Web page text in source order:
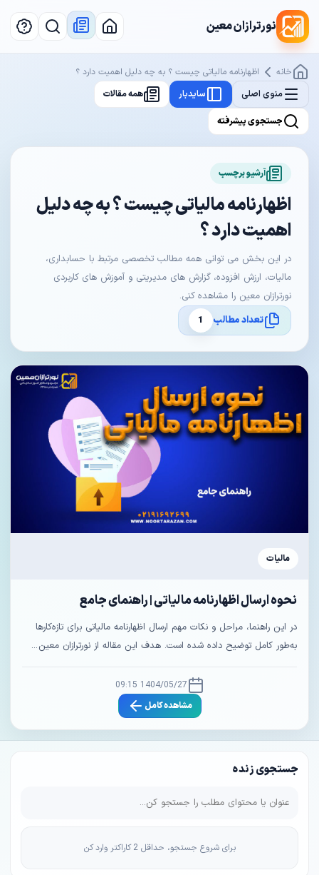
نورترازان معین
جستجوی زنده
برای شروع جستجو، حداقل 2 کاراکتر وارد کن
خانه
اظهارنامه مالیاتی چیست ؟ به چه دلیل اهمیت دارد ؟
منوی اصلی
سایدبار همه مقالات
جستجوی پیشرفته
آرشیو برچسب
اظهارنامه مالیاتی چیست ؟ به چه دلیل
اهمیت دارد ؟
در این بخش می توانی همه مطالب تخصصی مرتبط با حسابداری،
مالیات، ارزش افزوده، گزارش های مدیریتی و آموزش های کاربردی
نورترازان معین را مشاهده کنی.
تعداد مطالب
1
مالیات
نحوه ارسال اظهارنامه مالیاتی | راهنمای جامع
در این راهنما، مراحل و نکات مهم ارسال اظهارنامه مالیاتی برای تازه‌کارها
به‌طور کامل توضیح داده شده است. هدف این مقاله از نورترازان معین ...
1404/05/27 09:15
مشاهده کامل